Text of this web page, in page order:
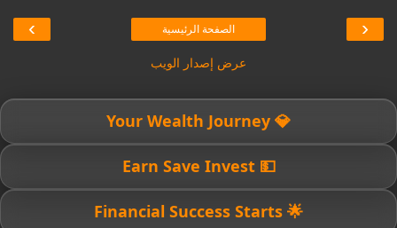
‹
› الصفحة الرئيسية
عرض إصدار الويب
💎 Your Wealth Journey
💵 Earn Save Invest
🌟 Financial Success Starts